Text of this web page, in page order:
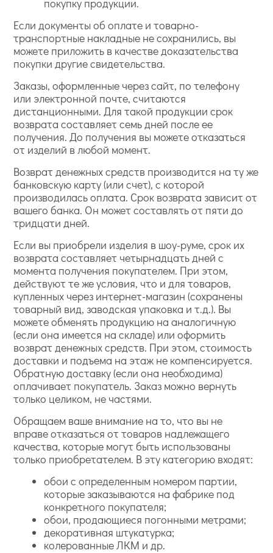
покупку продукции.
Если документы об оплате и товарно-
транспортные накладные не сохранились, вы
можете приложить в качестве доказательства
покупки другие свидетельства.
Заказы, оформленные через сайт, по телефону
или электронной почте, считаются
дистанционными. Для такой продукции срок
возврата составляет семь дней после ее
получения. До получения вы можете отказаться
от изделий в любой момент.
Возврат денежных средств производится на ту же
банковскую карту (или счет), с которой
производилась оплата. Срок возврата зависит от
вашего банка. Он может составлять от пяти до
тридцати дней.
Если вы приобрели изделия в шоу-руме, срок их
возврата составляет четырнадцать дней с
момента получения покупателем. При этом,
действуют те же условия, что и для товаров,
купленных через интернет-магазин (сохранены
товарный вид, заводская упаковка и т.д.). Вы
можете обменять продукцию на аналогичную
(если она имеется на складе) или оформить
возврат денежных средств. При этом, стоимость
доставки и подъема на этаж не компенсируется.
Обратную доставку (если она необходима)
оплачивает покупатель. Заказ можно вернуть
только целиком, не частями.
Обращаем ваше внимание на то, что вы не
вправе отказаться от товаров надлежащего
качества, которые могут быть использованы
только приобретателем. В эту категорию входят:
обои с определенным номером партии,
которые заказываются на фабрике под
конкретного покупателя;
обои, продающиеся погонными метрами;
декоративная штукатурка;
колерованные ЛКМ и др.